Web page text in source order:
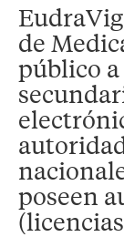
de
público
poseen